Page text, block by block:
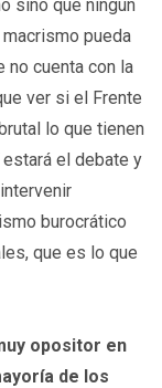
sino que ningún
pueda
no cuenta con la
ver si el Frente
lo que tienen
el debate y
burocrático
que es lo que
opositor en
de los